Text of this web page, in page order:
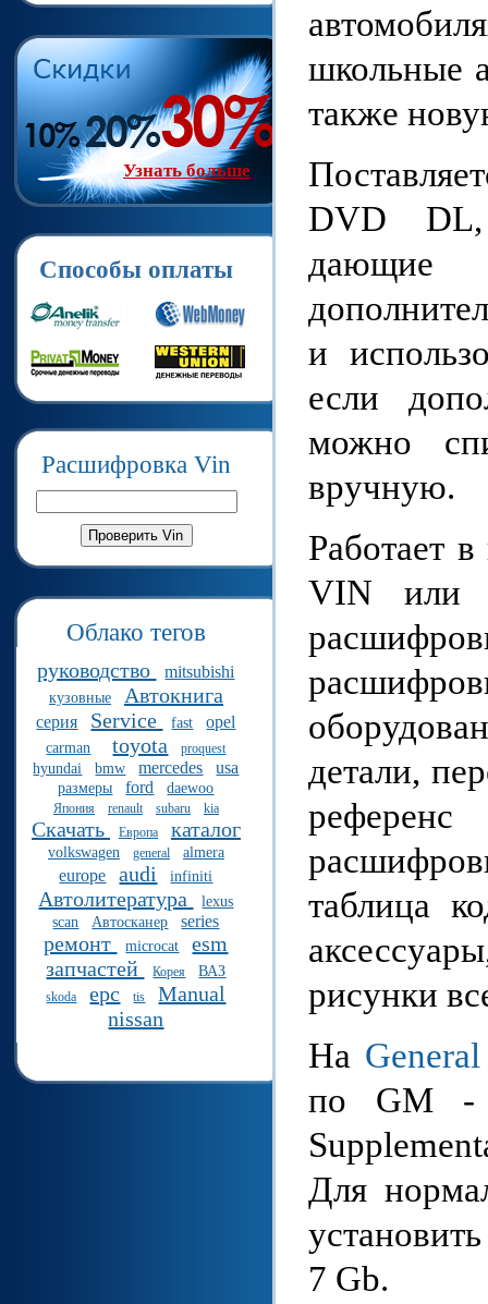
Узнать больше
Способы оплаты
Расшифровка Vin
Облако тегов
руководство mitsubishi
кузовные Автокнига
серия Service fast opel
carman toyota proquest
hyundai bmw mercedes usa
размеры ford daewoo
Япония renault subaru kia
Скачать Европа каталог
volkswagen general almera
europe audi infiniti
Автолитература
lexus
scan
Автосканер series
ремонт microcat
esm
запчастей
Корея ВАЗ
skoda epc tis
Manual
nissan
школьные
также
DVD DL,
дающие
и
если
можно
вручную.
Работает
VIN или
детали,
таблица
рисунки
На
по GM -
Для
7 Gb.